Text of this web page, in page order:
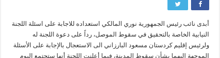
أبدى نائب رئيس الجمهورية نوري المالكي استعداده للاجابة على اسئلة اللجنة
النيابية الخاصة بالتحقيق في سقوط الموصل، رداً على دعوة اللجنة له
ولرئيس إقليم كردستان مسعود البارزاني الى الاستعجال بالإجابة على الأسئلة
الموجهة إليهما بشأن سقوط المدينة، فيما أعلنت اللجنة أنها ستجتمع اليوم